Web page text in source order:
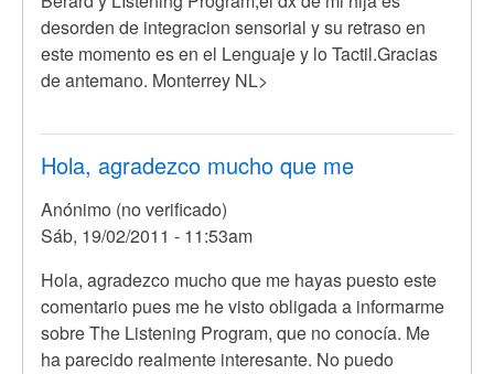
desorden de integracion sensorial y su retraso en
este momento es en el Lenguaje y lo Tactil.Gracias
de antemano. Monterrey NL>
Hola, agradezco mucho que me
Anónimo (no verificado)
Sáb, 19/02/2011 - 11:53am
En
respuesta
a
Hola
Hola, agradezco mucho que me hayas puesto este
comentario pues me he visto obligada a informarme
sobre The Listening Program, que no conocía. Me
ha parecido realmente interesante. No puedo